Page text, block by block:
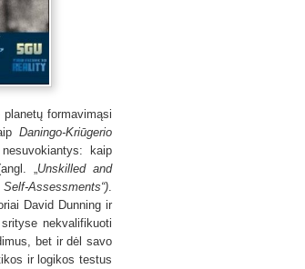
formavimąsi
Daningo-Kriūgerio
kaip
„ Unskilled and
Assessments“)
David Dunning ir
nekvalifikuoti
bet ir dėl savo
ir logikos testus